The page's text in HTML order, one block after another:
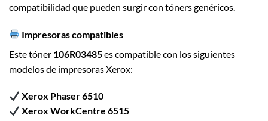
compatibilidad que pueden surgir con tóners genéricos.
Impresoras compatibles
Este tóner 106R03485es compatible con los siguientes
modelos de impresoras Xerox:
Xerox Phaser 6510
Xerox WorkCentre 6515